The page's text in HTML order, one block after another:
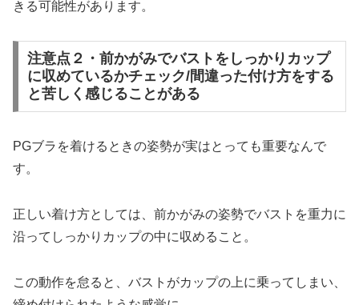
きる可能性があります。
注意点２・前かがみでバストをしっかりカップ
に収めているかチェック/間違った付け方をする
と苦しく感じることがある
PGブラを着けるときの姿勢が実はとっても重要なんで
す。
正しい着け方としては、前かがみの姿勢でバストを重力に
沿ってしっかりカップの中に収めること。
この動作を怠ると、バストがカップの上に乗ってしまい、